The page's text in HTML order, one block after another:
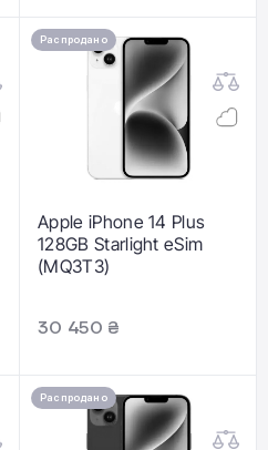
Распродано
Apple iPhone 14 Plus
128GB Starlight eSim
(MQ3T3)
30 450 ₴
Распродано